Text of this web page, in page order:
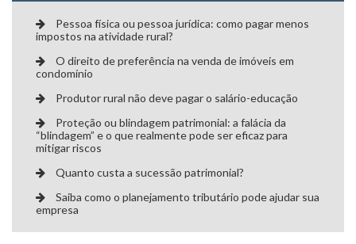
Pessoa física ou pessoa jurídica: como pagar menos
impostos na atividade rural?
O direito de preferência na venda de imóveis em
condomínio
Produtor rural não deve pagar o salário-educação
Proteção ou blindagem patrimonial: a falácia da
“blindagem” e o que realmente pode ser eficaz para
mitigar riscos
Quanto custa a sucessão patrimonial?
Saiba como o planejamento tributário pode ajudar sua
empresa